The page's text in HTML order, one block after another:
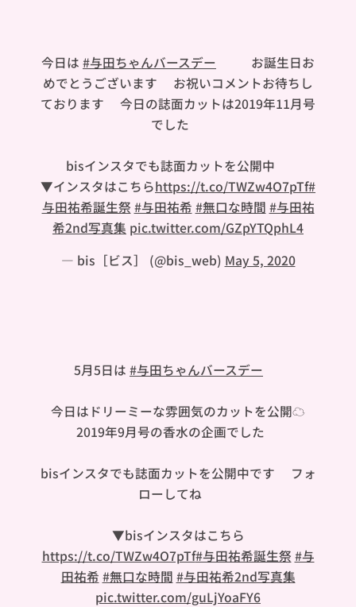
今日は #与田ちゃんバースデー 🎂🍾お誕生日お
めでとうございます❤︎お祝いコメントお待ちし
ております🐼今日の誌面カットは2019年11月号
でした❣️
bisインスタでも誌面カットを公開中❤︎
▼インスタはこちらhttps://t.co/TWZw4O7pTf#
与田祐希誕生祭 #与田祐希 #無口な時間 #与田祐
希2nd写真集 pic.twitter.com/GZpYTQphL4
— bis［ビス］ (@bis_web) May 5, 2020
5月5日は #与田ちゃんバースデー
今日はドリーミーな雰囲気のカットを公開☁️
2019年9月号の香水の企画でした💗
bisインスタでも誌面カットを公開中です❤︎フォ
ローしてね🌟
▼bisインスタはこちら
https://t.co/TWZw4O7pTf#与田祐希誕生祭 #与
田祐希 #無口な時間 #与田祐希2nd写真集
pic.twitter.com/guLjYoaFY6